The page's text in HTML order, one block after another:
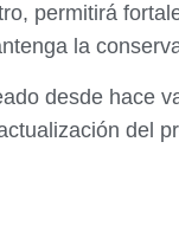
permitirá
la
desde hace
del